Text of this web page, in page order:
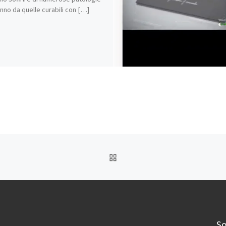
da quelle curabili con […]